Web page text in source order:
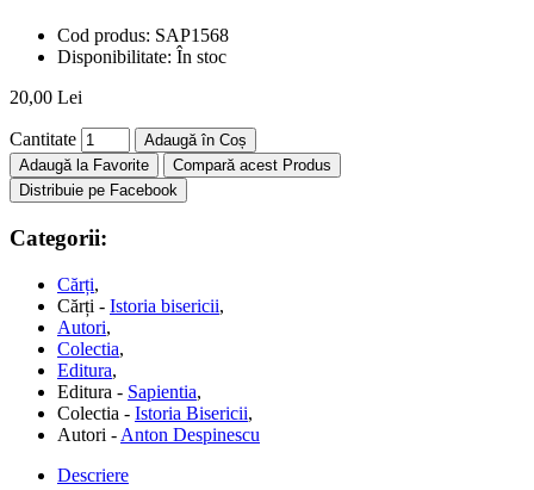
Cod produs: SAP1568
Disponibilitate: În stoc
20,00 Lei
Cantitate
Adaugă în Coș
Adaugă la Favorite
Compară acest Produs
Distribuie pe Facebook
Categorii:
Cărți,
Cărți - Istoria bisericii,
Autori,
Colectia,
Editura,
Editura - Sapientia,
Colectia - Istoria Bisericii,
Autori - Anton Despinescu
Descriere